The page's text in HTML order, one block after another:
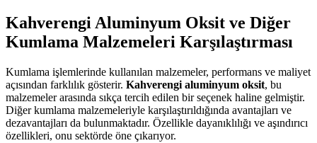
Kahverengi Aluminyum Oksit ve Diğer
Kumlama Malzemeleri Karşılaştırması
Kumlama işlemlerinde kullanılan malzemeler, performans ve maliyet
açısından farklılık gösterir. Kahverengi aluminyum oksit, bu
malzemeler arasında sıkça tercih edilen bir seçenek haline gelmiştir.
Diğer kumlama malzemeleriyle karşılaştırıldığında avantajları ve
dezavantajları da bulunmaktadır. Özellikle dayanıklılığı ve aşındırıcı
özellikleri, onu sektörde öne çıkarıyor.